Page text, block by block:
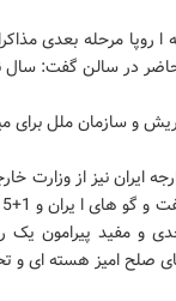
حاضر در سالن گفت: سال
و سازمان ملل برای
ایران نیز از وزارت
و مفید پیرامون
صلح امیز هسته ای و